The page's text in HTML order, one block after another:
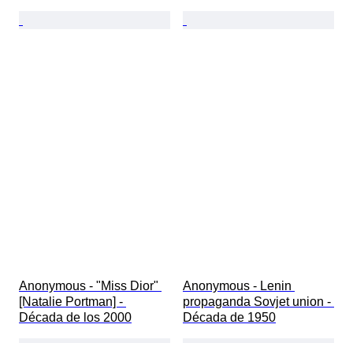
Anonymous - "Miss Dior"
[Natalie Portman] -
Década de los 2000
Anonymous - Lenin
propaganda Sovjet union -
Década de 1950